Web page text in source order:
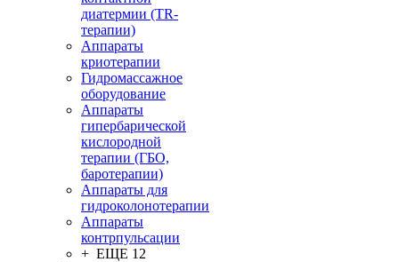
диатермии (TR-
терапии)
Аппараты
криотерапии
Гидромассажное
оборудование
Аппараты
гипербарической
кислородной
терапии (ГБО,
баротерапии)
Аппараты для
гидроколонотерапии
Аппараты
контрпульсации
+ ЕЩЕ 12